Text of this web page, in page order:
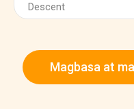
Descent
Magbasa at